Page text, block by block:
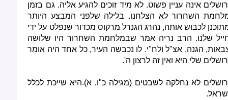
אינה עניין פשוט. לא מיד זוכים להגיע אליה. גם בזמן
השחרור לא הצלחנו. בלילה שלפני המבצע היותר
לכבוש אותה, נהרג הגנרל מרקוס מכדור שנפלט על ידי
שלנו. הרב נריה אמר שבמלחמת השחרור היו שלושה
הגנה, אצ"ל ולח"י. לו נכבשה העיר, כל אחד היה אומר
שלי היא ואין זה לרצון ה'.
לא נחלקה לשבטים (מגילה כ"ו, א).היא שייכת לכלל